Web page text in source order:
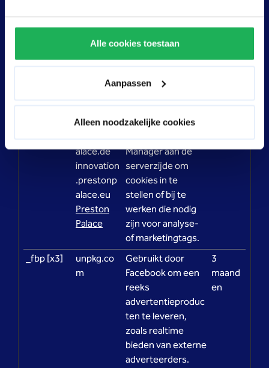
Alle cookies toestaan
Aanpassen
Alleen noodzakelijke cookies
waardevoller voor uitgevers en externe
adverteerders.
innovation
alace.de
innovation
.prestonp
alace.eu
Preston
Palace
Gebruikt door
Manager aan de
serverzijde om
cookies in te
stellen of bij te
werken die nodig
zijn voor analyse-
of marketingtags.
_fbp [x3]
unpkg.co
m
Gebruikt door
Facebook om een
reeks
advertentieproduc
ten te leveren,
zoals realtime
bieden van externe
adverteerders.
3
maand
en